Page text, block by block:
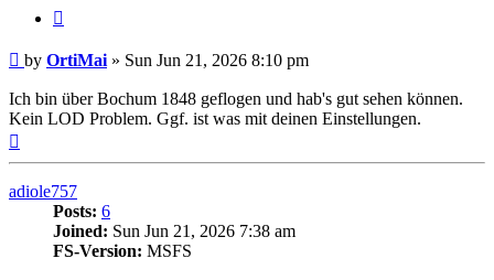
Post
by OrtiMai » Sun Jun 21, 2026 8:10 pm
Ich bin über Bochum 1848 geflogen und hab's gut sehen können.
Kein LOD Problem. Ggf. ist was mit deinen Einstellungen.
adiole757
Posts: 6
Joined: Sun Jun 21, 2026 7:38 am
FS-Version: MSFS